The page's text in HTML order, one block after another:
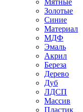
Мятные
Золотые
Синие
Материал
МДФ
Эмаль
Акрил
Береза
Дерево
Дуб
ЛДСП
Массив
Пластик